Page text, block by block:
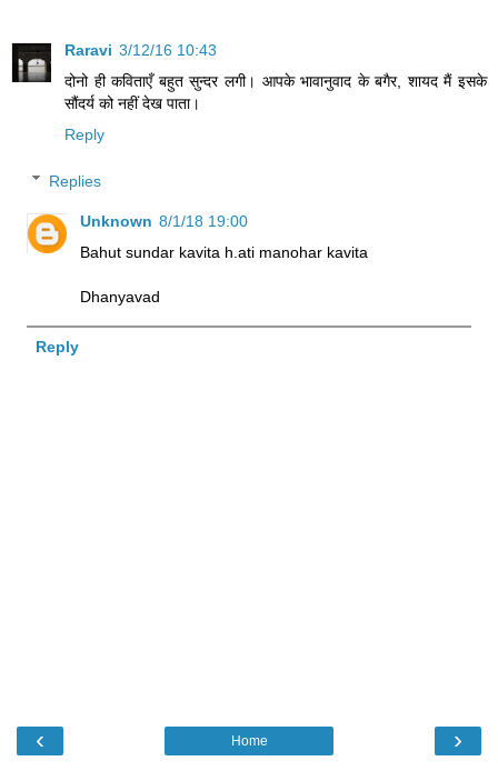
Raravi 3/12/16 10:43
दोनो ही कविताएँ बहुत सुन्दर लगी। आपके भावानुवाद के बगैर, शायद मैं इसके
सौंदर्य को नहीं देख पाता।
Reply
Replies
Unknown 8/1/18 19:00
Bahut sundar kavita h.ati manohar kavita
Dhanyavad
Reply
‹ ›
Home